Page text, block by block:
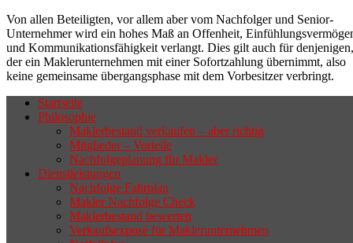
Von allen Beteiligten, vor allem aber vom Nachfolger und Senior-
Unternehmer wird ein hohes Maß an Offenheit,
und Kommunikationsfähigkeit verlangt. Dies gilt auch für denjenigen,
der ein Maklerunternehmen mit einer Sofortzahlung übernimmt, also
keine gemeinsame übergangsphase mit dem Vorbesitzer verbringt.
Wenn sich der Makler oder Inhaber
zurückziehen möchte, aber keinen
geeigneten Nachfolger findet, droht nicht
selten die Geschäftsaufgabe.
Startseite
Philosophie
Maklerbestand verkaufen – aber richtig
Mitglieder – Vorteile
Nachfolgeplanung für Makler
Dienstleistungen
Nachfolge Fahrplan
Makler Nachfolge Check
Maklerbestand bewerten
Verkaufsexposé für Maklerunternehmen